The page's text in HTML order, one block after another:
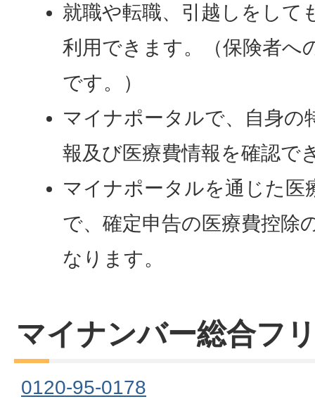
就職や転職、引越しをして
利用できます。（保険者へ
です。）
マイナポータルで、自身の
報及び医療費情報を確認で
マイナポータルを通じた医
で、確定申告の医療費控除
なります。
マイナンバー総合フ
0120-95-0178